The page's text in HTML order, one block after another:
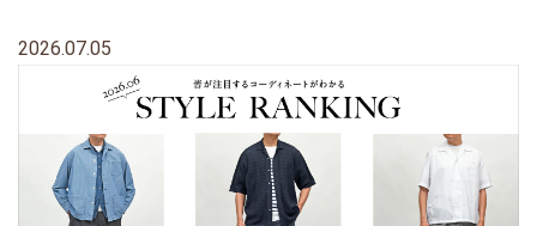
2026.07.05